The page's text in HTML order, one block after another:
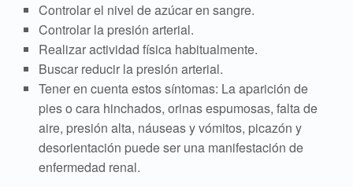
Controlar el nivel de azúcar en sangre.
Controlar la presión arterial.
Realizar actividad física habitualmente.
Buscar reducir la presión arterial.
Tener en cuenta estos síntomas: La aparición de
pies o cara hinchados, orinas espumosas, falta de
aire, presión alta, náuseas y vómitos, picazón y
desorientación puede ser una manifestación de
enfermedad renal.